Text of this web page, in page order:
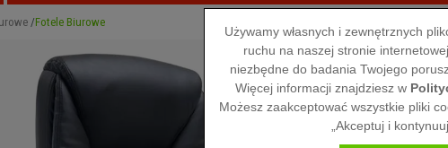
Fotele Biurowe
Używamy własnych i zewnętrznych
ruchu na naszej stronie
niezbędne do badania Twojego
Więcej informacji znajdziesz w
Możesz zaakceptować wszystkie pliki
„Akceptuj i